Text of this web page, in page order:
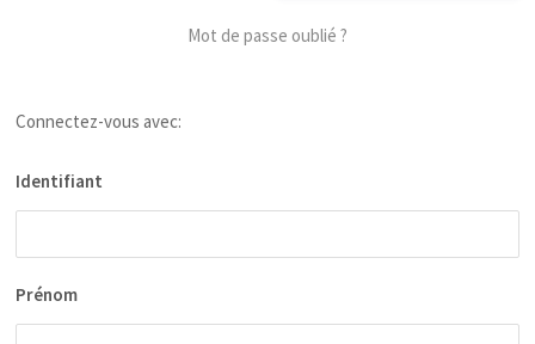
Mot de passe oublié ?
Connectez-vous avec:
Identifiant
Prénom